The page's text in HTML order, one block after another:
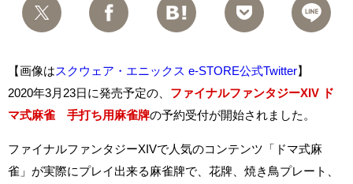
【画像はスクウェア・エニックス e-STORE公式Twitter】
2020年3月23日に発売予定の、 ファイナルファンタジーXIV ド
マ式麻雀 手打ち用麻雀牌の予約受付が開始されました。
ファイナルファンタジーXIVで人気のコンテンツ「ドマ式麻
雀」が実際にプレイ出来る麻雀牌で、花牌、焼き鳥プレート、